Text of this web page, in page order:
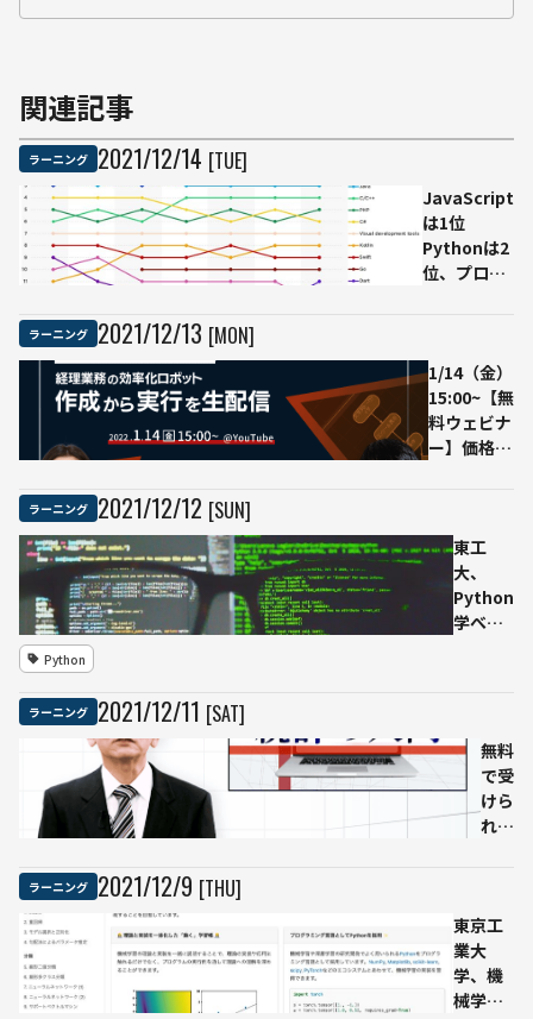
関連記事
ラーニング 2021/12/14 [TUE]
JavaScript
は1位
Pythonは2
位、プログ
ラーニング 2021/12/13 [MON]
1/14（金）
15:00~【無
料ウェビナ
ー】価格破
経理業務の
業務効率化
ロボットを
生配信で作
ラーニング 2021/12/12 [SUN]
東工
大、
Python
学べる
に：人
工知能
ニュー
スまと
Python
ラーニング 2021/12/11 [SAT]
無料
で受
けら
れる
の統
計入
門、
終了
ラーニング 2021/12/9 [THU]
東京工
業大
学、機
械学習